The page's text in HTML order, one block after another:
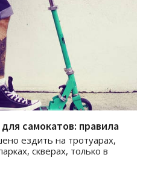
самокатов: правила
ездить на тротуарах,
скверах, только в